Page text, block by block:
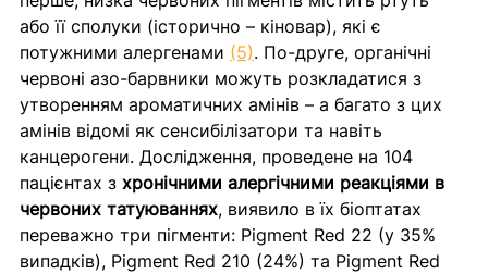
або її сполуки (історично – кіновар), які є
потужними алергенами (5). По-друге, органічні
червоні азо-барвники можуть розкладатися з
утворенням ароматичних амінів – а багато з цих
амінів відомі як сенсибілізатори та навіть
канцерогени. Дослідження, проведене на 104
пацієнтах з хронічними алергічними реакціями в
червоних татуюваннях, виявило в їх біоптатах
переважно три пігменти: Pigment Red 22 (у 35%
випадків), Pigment Red 210 (24%) та Pigment Red